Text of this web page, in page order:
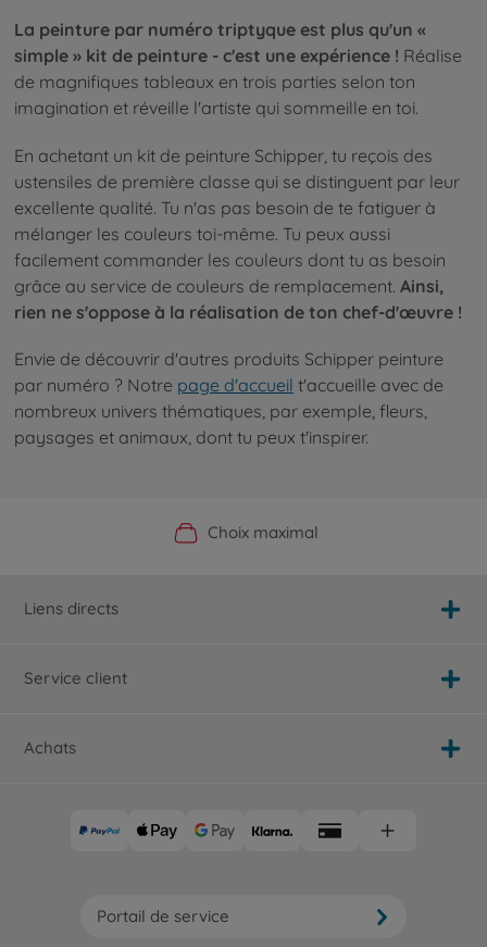
La peinture par numéro triptyque est plus qu'un «
simple » kit de peinture - c'est une expérience ! Réalise
de magnifiques tableaux en trois parties selon ton
imagination et réveille l'artiste qui sommeille en toi.
En achetant un kit de peinture Schipper, tu reçois des
ustensiles de première classe qui se distinguent par leur
excellente qualité. Tu n'as pas besoin de te fatiguer à
mélanger les couleurs toi-même. Tu peux aussi
facilement commander les couleurs dont tu as besoin
grâce au service de couleurs de remplacement. Ainsi,
rien ne s'oppose à la réalisation de ton chef-d'œuvre !
Envie de découvrir d'autres produits Schipper peinture
par numéro ? Notre page d'accueil t'accueille avec de
nombreux univers thématiques, par exemple, fleurs,
paysages et animaux, dont tu peux t'inspirer.
Boutique officielle du fabricant
Choix maximal
Service personnalisé
Livraison rapide
Liens directs
Service client
Achats
Portail de service